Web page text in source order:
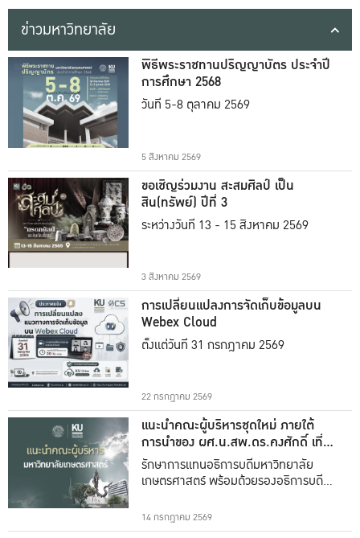
ข่าวมหาวิทยาลัย
พิธีพระราชทานปริญญาบัตร ประจำปี
การศึกษา 2568
วันที่ 5-8 ตุลาคม 2569
5 สิงหาคม 2569
ขอเชิญร่วมงาน สะสมศิลป์ เป็น
สิน(ทรัพย์) ปีที่ 3
ระหว่างวันที่ 13 - 15 สิงหาคม 2569
3 สิงหาคม 2569
การเปลี่ยนแปลงการจัดเก็บข้อมูลบน
Webex Cloud
ตั้งแต่วันที่ 31 กรกฎาคม 2569
22 กรกฎาคม 2569
แนะนำคณะผู้บริหารชุดใหม่ ภายใต้
การนำของ ผศ.น.สพ.ดร.คงศักดิ์ เที่ยง
ธรรม
รักษาการแทนอธิการบดีมหาวิทยาลัย
เกษตรศาสตร์ พร้อมด้วยรองอธิการบดีทั้ง
14 กรกฎาคม 2569